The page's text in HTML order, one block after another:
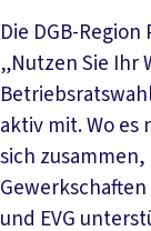
Die DGB-
„Nutzen Sie Ihr
aktiv mit. Wo
sich zusammen,
Gewerkschaften
und EVG